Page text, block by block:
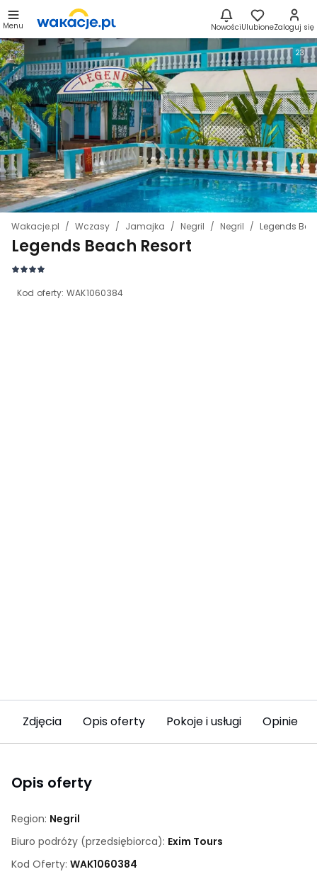
Menu NowościUlubioneZaloguj się
Wakacje.pl Wczasy Jamajka Negril Negril Legends
Legends Beach Resort
Kod oferty: WAK1060384
23
Zdjęcia Opis oferty Pokoje i usługi Opinie
Opis oferty
Region: Negril
Biuro podróży (przedsiębiorca): Exim Tours
Kod Oferty: WAK1060384